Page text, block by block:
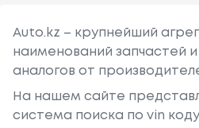
Auto.kz – крупнейший
наименований запчастей
аналогов от
На нашем сайте
система поиска по vin